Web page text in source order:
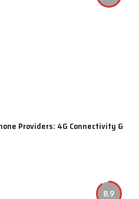
Providers: 4G Connectivity &
8.9